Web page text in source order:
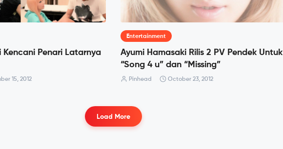
Kencani Penari Latarnya
15, 2012
Entertainment
Ayumi Hamasaki Rilis 2 PV Pendek Untuk
“Song 4 u” dan “Missing”
Pinhead October 23, 2012
Load More